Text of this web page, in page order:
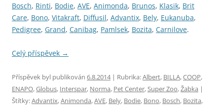
Bosch, Rinti, Bodie, AVE, Animonda, Brunos, Klasik, Brit
Care, Bono, Vitakraft, Diffusil, Advantix, Bely, Eukanuba,
Pedigree, Grand, Canibag, Pamlsek, Bozita, Carnilove.
Celý příspěvek →
Příspěvek byl publikován 6.8.2014| Rubrika:Albert, BILLA,COOP,
ENAPO,Globus, Interspar, Norma, Pet Center,Super Zoo,Žabka |
Štítky:Advantix,Animonda,AVE, Bely, Bodie, Bono, Bosch, Bozita,